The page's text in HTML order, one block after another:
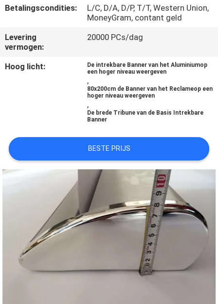
VRAAG
OFFERTE
SITEMAP
Betalingscondities:
L/C, D/A, D/P, T/T, Western Union,
MoneyGram, contant geld
Levering
vermogen:
20000 PCs/dag
Hoog licht:
De intrekbare Banner van het Aluminiumop
een hoger niveau weergeven
,
80x200cm de Banner van het Reclameop een
hoger niveau weergeven
,
De brede Tribune van de Basis Intrekbare
Banner
BESTE PRIJS